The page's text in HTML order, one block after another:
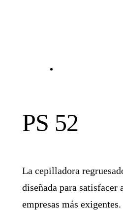
PS 52
La cepilladora
diseñada para satisfacer
empresas más exigentes.